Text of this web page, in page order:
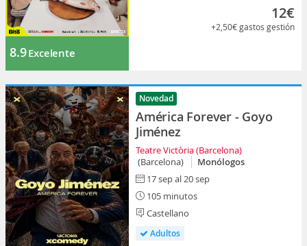
8.9Excelente
12€
+2,50€gastos gestión
Novedad
América Forever - Goyo
Jiménez
Teatre Victòria (Barcelona)
(Barcelona)
Monólogos
17 sep al 20 sep
105 minutos
Castellano
Adultos